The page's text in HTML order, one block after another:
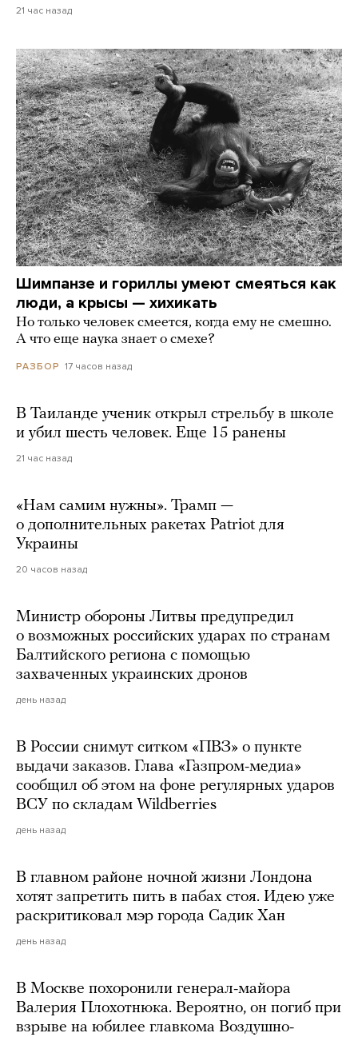
21 час назад
Шимпанзе и гориллы умеют смеяться как
люди, а крысы — хихикать
Но только человек смеется, когда ему не смешно.
А что еще наука знает о смехе?
РАЗБОР 17 часов назад
В Таиланде ученик открыл стрельбу в школе
и убил шесть человек. Еще 15 ранены
21 час назад
«Нам самим нужны». Трамп —
о дополнительных ракетах Patriot для
Украины
20 часов назад
Министр обороны Литвы предупредил
о возможных российских ударах по странам
Балтийского региона с помощью
захваченных украинских дронов
день назад
В России снимут ситком «ПВЗ» о пункте
выдачи заказов. Глава «Газпром-медиа»
сообщил об этом на фоне регулярных ударов
ВСУ по складам Wildberries
день назад
В главном районе ночной жизни Лондона
хотят запретить пить в пабах стоя. Идею уже
раскритиковал мэр города Садик Хан
день назад
В Москве похоронили генерал-майора
Валерия Плохотнюка. Вероятно, он погиб при
взрыве на юбилее главкома Воздушно-